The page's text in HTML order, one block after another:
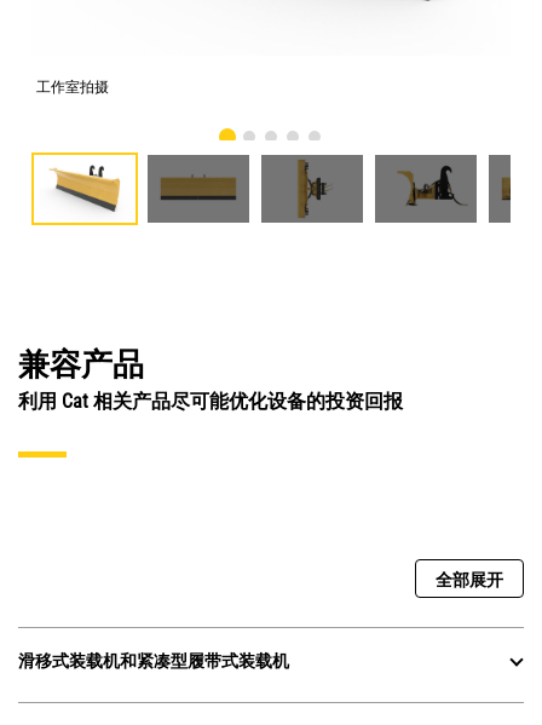
工作室拍摄
兼容产品
利用 Cat 相关产品尽可能优化设备的投资回报
全部展开
滑移式装载机和紧凑型履带式装载机